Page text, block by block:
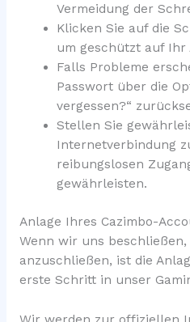
Vermeidung der
Klicken Sie auf die
um geschützt auf Ihr
Falls Probleme
Passwort über die
vergessen?“
Stellen Sie
Internetverbindung
reibungslosen
gewährleisten.
Anlage Ihres Cazimbo-
Wenn wir uns beschließen,
anzuschließen, ist die
erste Schritt in unser